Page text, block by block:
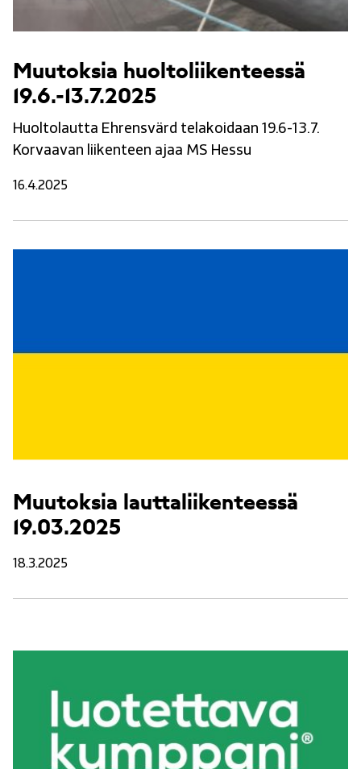
Muutoksia huoltoliikenteessä
19.6.-13.7.2025
Huoltolautta Ehrensvärd telakoidaan 19.6-13.7.
Korvaavan liikenteen ajaa MS Hessu
16.4.2025
Muutoksia lauttaliikenteessä
19.03.2025
18.3.2025